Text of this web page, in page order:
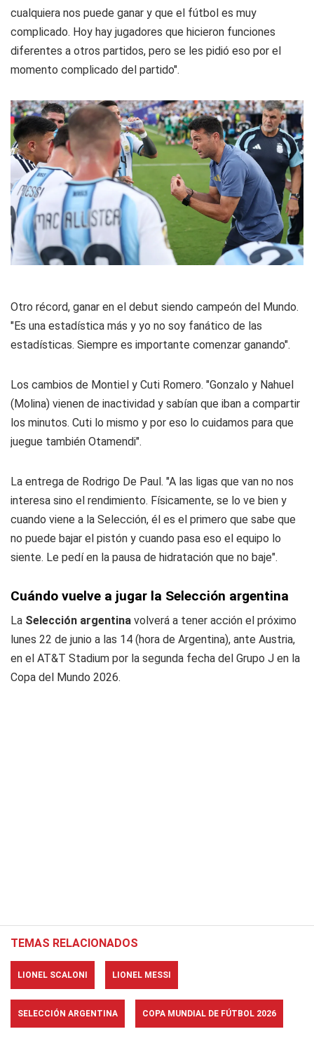
cualquiera nos puede ganar y que el fútbol es muy
complicado. Hoy hay jugadores que hicieron funciones
diferentes a otros partidos, pero se les pidió eso por el
momento complicado del partido".
Otro récord, ganar en el debut siendo campeón del Mundo.
"Es una estadística más y yo no soy fanático de las
estadísticas. Siempre es importante comenzar ganando".
Los cambios de Montiel y Cuti Romero. "Gonzalo y Nahuel
(Molina) vienen de inactividad y sabían que iban a compartir
los minutos. Cuti lo mismo y por eso lo cuidamos para que
juegue también Otamendi".
La entrega de Rodrigo De Paul. "A las ligas que van no nos
interesa sino el rendimiento. Físicamente, se lo ve bien y
cuando viene a la Selección, él es el primero que sabe que
no puede bajar el pistón y cuando pasa eso el equipo lo
siente. Le pedí en la pausa de hidratación que no baje".
Cuándo vuelve a jugar la Selección argentina
La Selección argentina volverá a tener acción el próximo
lunes 22 de junio a las 14 (hora de Argentina), ante Austria,
en el AT&T Stadium por la segunda fecha del Grupo J en la
Copa del Mundo 2026.
TEMAS RELACIONADOS
LIONEL SCALONI LIONEL MESSI
SELECCIÓN ARGENTINA COPA MUNDIAL DE FÚTBOL 2026